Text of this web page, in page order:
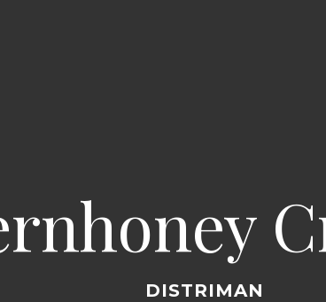
DISTRIMAN